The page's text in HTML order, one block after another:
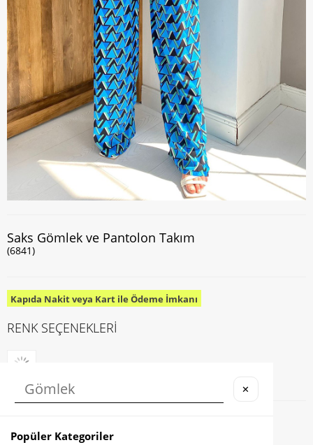
Saks Gömlek ve Pantolon Takım
(6841)
Kapıda Nakit veya Kart ile Ödeme İmkanı
RENK SEÇENEKLERİ
✕
Popüler Kategoriler